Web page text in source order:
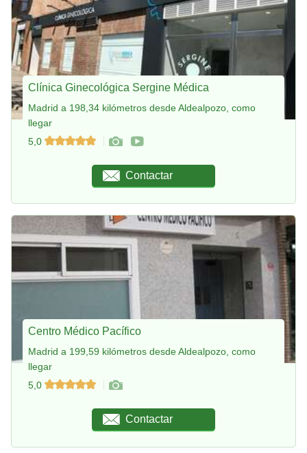
Clínica Ginecológica Sergine Médica
Madrid a 198,34 kilómetros desde Aldealpozo, como
llegar
5,0
Contactar
Centro Médico Pacífico
Madrid a 199,59 kilómetros desde Aldealpozo, como
llegar
5,0
Contactar